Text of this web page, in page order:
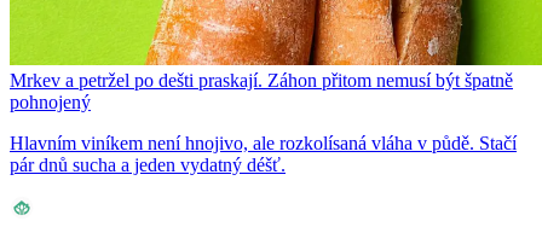
Mrkev a petržel po dešti praskají. Záhon přitom nemusí být špatně
pohnojený
Hlavním viníkem není hnojivo, ale rozkolísaná vláha v půdě. Stačí
pár dnů sucha a jeden vydatný déšť.